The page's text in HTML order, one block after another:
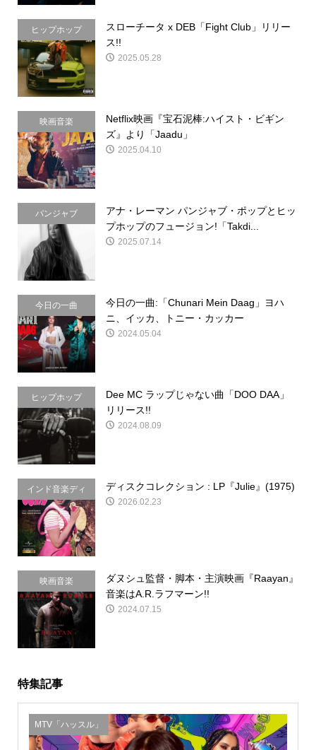
ヒップホップ
スローチータ x DEB「Fight Club」リリー
ス!!
2025.05.28
映画音楽
Netflix映画『宝石泥棒:ハイスト・ビギン
ズ』より「Jaadu」
2025.04.10
パンジャブ
アナ・レーマン パンジャブ・ポップとヒッ
プホップのフュージョン!「Takdi...
2025.07.14
今日の一曲
今日の一曲:「Chunari Mein Daag」ヨハ
ニ、イッカ、トニー・カッカー
2024.05.04
ヒップホップ
Dee MC ラップじゃない曲「DOO DAA」
リリース!!
2024.08.09
インド音楽ディ
スクコレクショ
ン
ディスクコレクション : LP『Julie』(1975)
2026.02.23
映画音楽
ダヌシュ監督・脚本・主演映画『Raayan』
音楽はA.R.ラフマーン!!
2024.07.15
特集記事
MTV「ハッスル」